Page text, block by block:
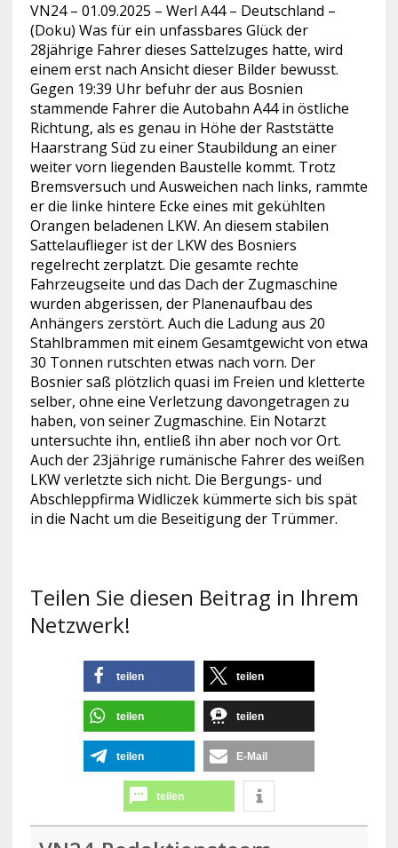
VN24 – 01.09.2025 – Werl A44 – Deutschland –
(Doku) Was für ein unfassbares Glück der
28jährige Fahrer dieses Sattelzuges hatte, wird
einem erst nach Ansicht dieser Bilder bewusst.
Gegen 19:39 Uhr befuhr der aus Bosnien
stammende Fahrer die Autobahn A44 in östliche
Richtung, als es genau in Höhe der Raststätte
Haarstrang Süd zu einer Staubildung an einer
weiter vorn liegenden Baustelle kommt. Trotz
Bremsversuch und Ausweichen nach links, rammte
er die linke hintere Ecke eines mit gekühlten
Orangen beladenen LKW. An diesem stabilen
Sattelauflieger ist der LKW des Bosniers
regelrecht zerplatzt. Die gesamte rechte
Fahrzeugseite und das Dach der Zugmaschine
wurden abgerissen, der Planenaufbau des
Anhängers zerstört. Auch die Ladung aus 20
Stahlbrammen mit einem Gesamtgewicht von etwa
30 Tonnen rutschten etwas nach vorn. Der
Bosnier saß plötzlich quasi im Freien und kletterte
selber, ohne eine Verletzung davongetragen zu
haben, von seiner Zugmaschine. Ein Notarzt
untersuchte ihn, entließ ihn aber noch vor Ort.
Auch der 23jährige rumänische Fahrer des weißen
LKW verletzte sich nicht. Die Bergungs- und
Abschleppfirma Widliczek kümmerte sich bis spät
in die Nacht um die Beseitigung der Trümmer.
Teilen Sie diesen Beitrag in Ihrem
Netzwerk!
teilen teilen
teilen teilen
teilen E-Mail
teilen